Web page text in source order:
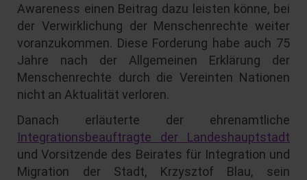
Awareness einen Beitrag dazu leisten könne, bei
der Verwirklichung der Menschenrechte weiter
voranzukommen. Diese Forderung habe auch 75
Jahre nach der Allgemeinen Erklärung der
Menschenrechte durch die Vereinten Nationen
nicht an Aktualität verloren.
Danach erläuterte der ehrenamtliche
Integrationsbeauftragte der Landeshauptstadt
und Vorsitzende des Beirates für Integration und
Migration der Stadt, Krzysztof Blau, sein